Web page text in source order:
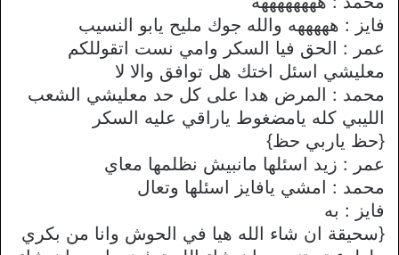
فايز : هههههه والله جوك مليح يابو النسيب
عمر : الحق فيا السكر وامي نست اتقوللكم
معليشي اسئل اختك هل توافق واﻻ ﻻ
محمد : المرض هدا على كل حد معليشي الشعب
الليبي كله يامضغوط ياراقي عليه السكر
{حظ ياربي حظ}
عمر : زيد اسئلها مانبيش نظلمها معاي
محمد : امشي يافايز اسئلها وتعال
فايز : به
{سحيقة ان شاء الله هيا في الحوش وانا من بكري